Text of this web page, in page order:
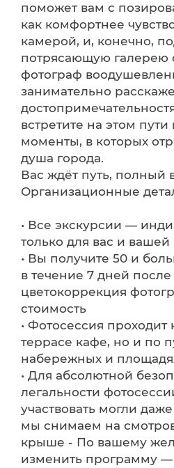
поможет вам с
как комфортнее
камерой, и, конечно,
потрясающую галерею
фотограф
занимательно
встретите на этом пути
моменты, в которых
душа города.
Вас ждёт путь, полный
Организационные
• Все экскурсии —
только для вас и
• Вы получите 50 и
в течение 7 дней после
цветокоррекция
стоимость
• Фотосессия проходит
террасе кафе, но и по
набережных и
• Для абсолютной
легальности
участвовать могли
мы снимаем на
крыше - По вашему
изменить программу —